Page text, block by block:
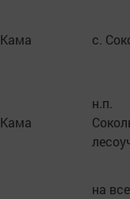
Кама с.
Кама
н.п.
на